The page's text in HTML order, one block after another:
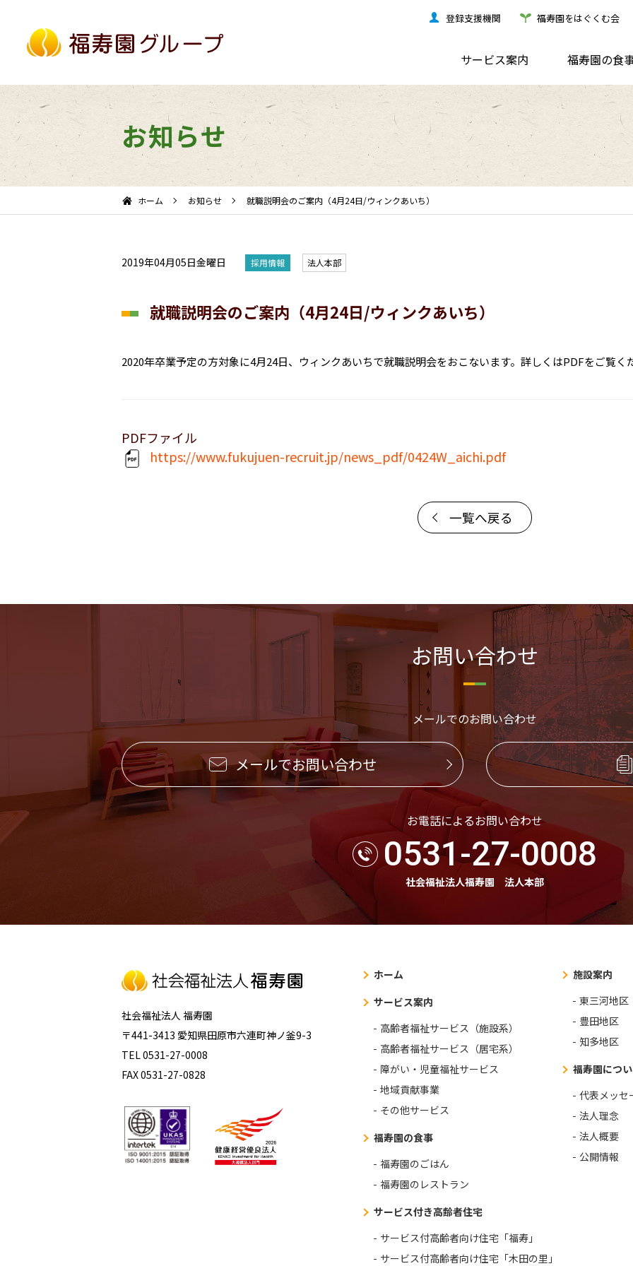
登録支援機関 福寿園をはぐくむ会
サービス案内 福寿園の食
お知らせ
ホーム お知らせ 就職説明会のご案内（4月24日/ウィンクあいち）
2019年04月05日金曜日 採用情報 法人本部
就職説明会のご案内（4月24日/ウィンクあいち）
2020年卒業予定の方対象に4月24日、ウィンクあいちで就職説明会をおこないます。詳しくはPDFをご覧く
PDFファイル
https://www.fukujuen-recruit.jp/news_pdf/0424W_aichi.pdf
一覧へ戻る
お問い合わせ
メールでのお問い合わせ
メールでお問い合わせ
お電話によるお問い合わせ
0531-27-0008
社会福祉法人福寿園 法人本部
社会福祉法人 福寿園
〒441-3413 愛知県田原市六連町神ノ釜9-3
TEL 0531-27-0008
FAX 0531-27-0828
ホーム
サービス案内
高齢者福祉サービス（施設系）
高齢者福祉サービス（居宅系）
障がい・児童福祉サービス
地域貢献事業
その他サービス
福寿園の食事
福寿園のごはん
福寿園のレストラン
施設案内
東三河地区
豊田地区
知多地区
福寿園につ
代表メッセ
法人理念
法人概要
公開情報
サービス付き高齢者住宅
サービス付高齢者向け住宅「福寿」
サービス付高齢者向け住宅「木田の里」